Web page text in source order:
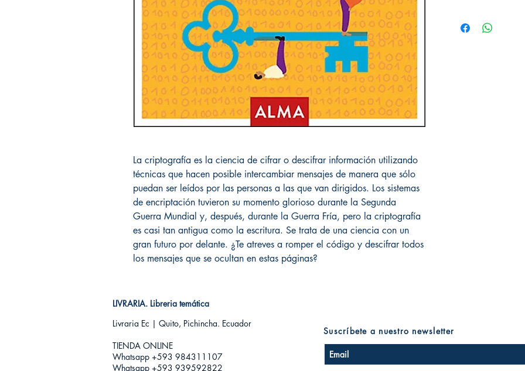
La criptografía es la ciencia de cifrar o descifrar información utilizando
técnicas que hacen posible intercambiar mensajes de manera que sólo
puedan ser leídos por las personas a las que van dirigidos. Los sistemas
de encriptación tuvieron su momento glorioso durante la Segunda
Guerra Mundial y, después, durante la Guerra Fría, pero la criptografía
es casi tan antigua como la escritura. Se trata de una ciencia con un
gran futuro por delante. ¿Te atreves a romper el código y descifrar todos
los mensajes que se ocultan en estas páginas?
Editorial: Alma editorial
LIVRARIA. Libreria temática
Livraria Ec | Quito, Pichincha. Ecuador
TIENDA ONLINE​
Whatsapp +593 984311107
Whatsapp +593 939592822
Suscríbete a nuestro newsletter